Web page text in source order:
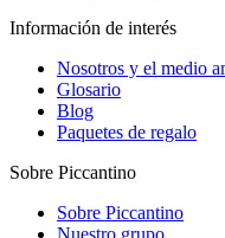
Información de interés
Nosotros y el medio
Glosario
Blog
Paquetes de regalo
Sobre Piccantino
Sobre Piccantino